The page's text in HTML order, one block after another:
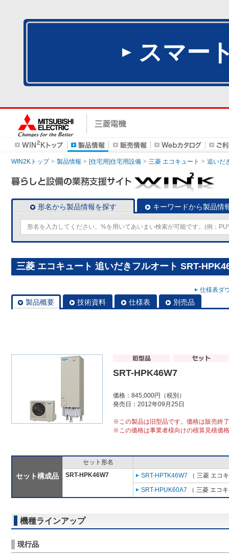
スマー
WIN2Kトップ 製品情報 [住宅用]住宅用設備 三菱 エコキュート 追いだ
形名から製品情報を探す キーワードから製品情
三菱 エコキュート 追いだきフルオート SRT-
仕様表ダ
製品概要 技術資料 仕様表 別売品
SRT-HPK46W7
価格：845,000円（税別）
発売日：2012年09月25日
※この製品は旧型品です。価格は販売終
※この価格は事業者様向けの積算見積価
セット構成品
セット形名
SRT-HPK46W7
SRT-HPTK46W7 （ 三菱 エコ
SRT-HPUK60A7 （ 三菱 エコ
機種ラインアップ
現行品